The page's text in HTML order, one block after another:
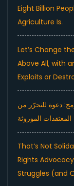
Eight Billion
Agriculture Is.
Let’s Change
Above All, with
Exploits or
دعوة للتحرّر من
المعتقدات الموروثة
That’s Not
Rights
Struggles (and